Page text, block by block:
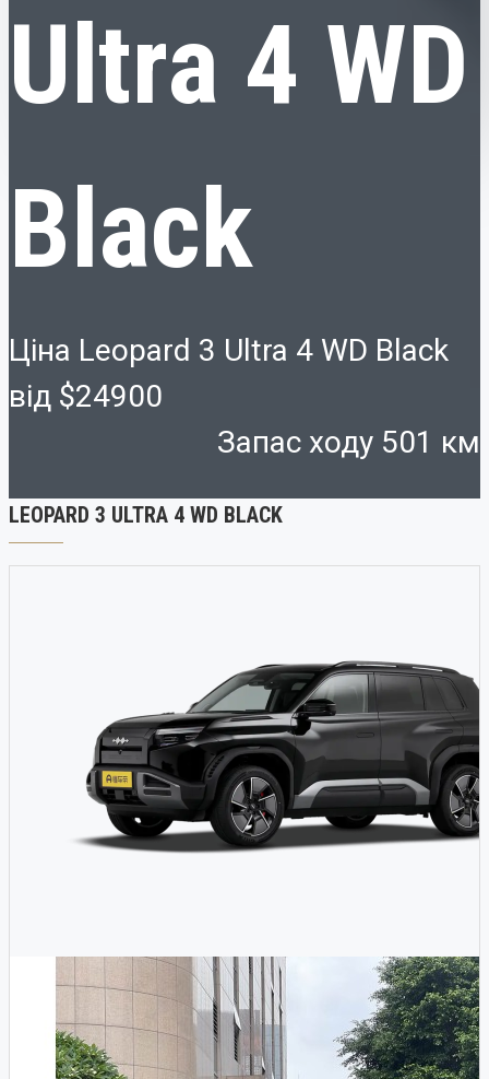
Авто з пробігом
Аксесуари
Ultra 4 WD
Black
Ціна Leopard 3 Ultra 4 WD Black
від $24900
Запас ходу 501 км
LEOPARD 3 ULTRA 4 WD BLACK